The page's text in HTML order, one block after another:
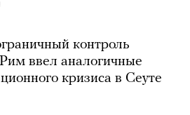
контроль
ввел аналогичные
кризиса в Сеуте